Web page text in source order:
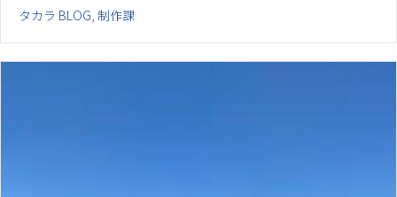
タカラ BLOG, 制作課